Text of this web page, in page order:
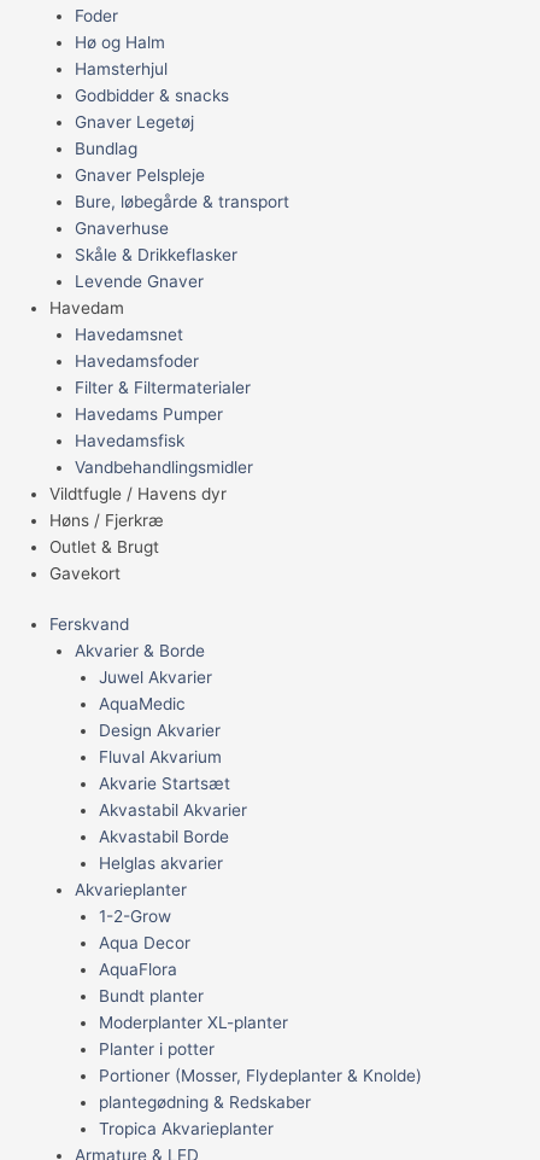
Foder
Hø og Halm
Hamsterhjul
Godbidder & snacks
Gnaver Legetøj
Bundlag
Gnaver Pelspleje
Bure, løbegårde & transport
Gnaverhuse
Skåle & Drikkeflasker
Levende Gnaver
Havedam
Havedamsnet
Havedamsfoder
Filter & Filtermaterialer
Havedams Pumper
Havedamsfisk
Vandbehandlingsmidler
Vildtfugle / Havens dyr
Høns / Fjerkræ
Outlet & Brugt
Gavekort
Ferskvand
Akvarier & Borde
Juwel Akvarier
AquaMedic
Design Akvarier
Fluval Akvarium
Akvarie Startsæt
Akvastabil Akvarier
Akvastabil Borde
Helglas akvarier
Akvarieplanter
1-2-Grow
Aqua Decor
AquaFlora
Bundt planter
Moderplanter XL-planter
Planter i potter
Portioner (Mosser, Flydeplanter & Knolde)
plantegødning & Redskaber
Tropica Akvarieplanter
Armature & LED